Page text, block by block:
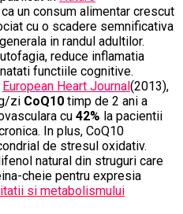
un consum alimentar crescut
cu o scadere semnificativa
in randul adultilor.
reduce inflamatia
functiile cognitive.
European Heart Journal(2013),
zi CoQ10 timp de 2 ani a
cu 42% la pacientii
In plus, CoQ10
de stresul oxidativ.
natural din struguri care
cheie pentru expresia
si metabolismului